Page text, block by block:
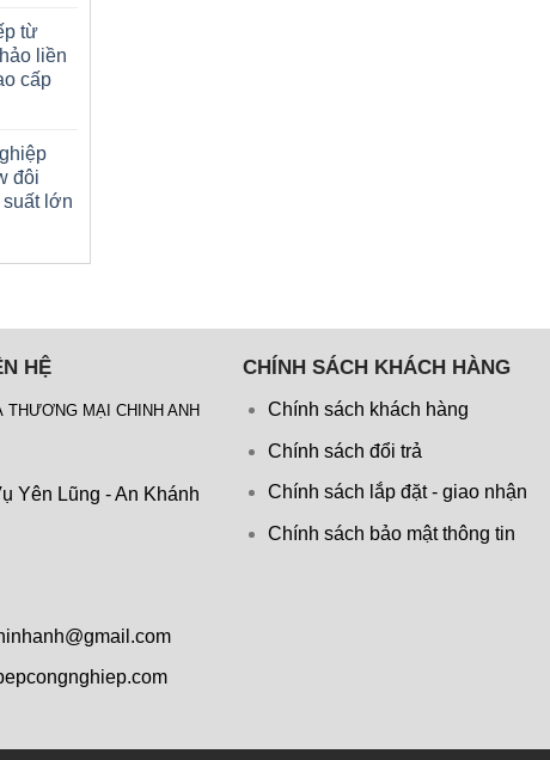
từ
liền
cấp
đôi
suất lớn
HỆ
THƯƠNG MẠI CHINH ANH
Yên Lũng - An Khánh
CHÍNH SÁCH KHÁCH HÀNG
Chính sách khách hàng
Chính sách đổi trả
Chính sách lắp đặt - giao nhận
Chính sách bảo mật thông tin